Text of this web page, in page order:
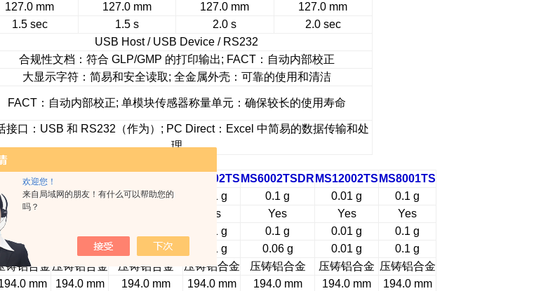
欢迎您！
来自局域网的朋友！有什么可以帮助您的
吗？
127.0 mm 127.0 mm 127.0 mm
127.0 mm
1.5 sec 1.5 s 2.0 s
2.0 sec
USB Host / USB Device / RS232
合规性文档：符合 GLP/GMP 的打印输出; FACT：自动内部校正
大显示字符：简易和安全读取; 全金属外壳：可靠的使用和清洁
FACT：自动内部校正; 单模块传感器称量单元：确保较长的使用寿命
接口： USB 和 RS232 （作为） ; PC Direct： Excel 中简易的数据传输和处
理
MS3002TS MS4002TS MS6002TS MS6002TSDR MS12002TS MS8001TS
0.01 g 0.01 g 0.1 g 0.01 g 0.1 g 0.01 g
0.1 g
Yes Yes Yes Yes
Yes
0.01 g 0.1 g 0.01 g
0.1 g
0.01 g 0.01 g 0.06 g 0.01 g 0.06 g 0.01 g
0.1 g
铸铝合金 压铸铝合金 压铸铝合金 压铸铝合金 压铸铝合金 压铸铝合金 压铸铝合金
mm 194.0 mm 194.0 mm 194.0 mm 194.0 mm 194.0 mm
194.0 mm